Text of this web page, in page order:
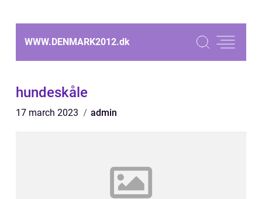
WWW.DENMARK2012.dk
hundeskåle
17 march 2023 admin